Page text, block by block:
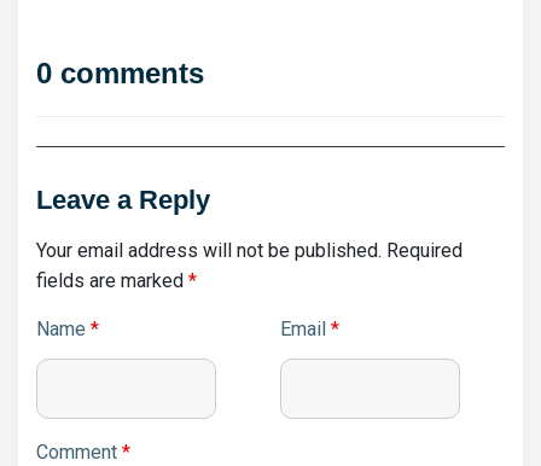
0 comments
Leave a Reply
Your email address will not be published. Required
fields are marked *
Name * Email *
Comment *